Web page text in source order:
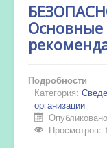
Подробности
Категория:
организации
Просмотров: